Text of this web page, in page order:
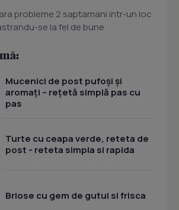
probleme 2 saptamani intr-un loc
se la fel de bune.
Mucenici de post pufoși și
aromați – rețetă simplă pas cu
pas
Turte cu ceapa verde, reteta de
post - reteta simpla si rapida
Briose cu gem de gutui si frisca